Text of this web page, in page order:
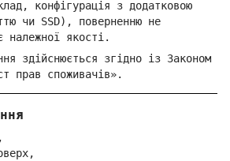
конфігурація з додатковою
чи SSD), поверненню не
належної якості.
здійснюється згідно із Законом
прав споживачів».